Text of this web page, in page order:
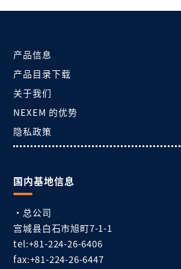
产品信息
产品目录下载
关于我们
NEXEM 的优势
隐私政策
国内基地信息
・总公司
宫城县白石市旭町7-1-1
tel:+81-224-26-6406
fax:+81-224-26-6447